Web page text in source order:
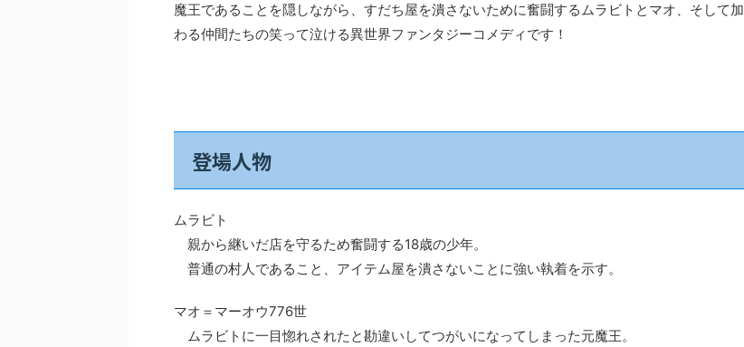
魔王であることを隠しながら、すだち屋を潰さないために奮闘するムラビトとマオ、そして加
わる仲間たちの笑って泣ける異世界ファンタジーコメディです！
登場人物
ムラビト
親から継いだ店を守るため奮闘する18歳の少年。
普通の村人であること、アイテム屋を潰さないことに強い執着を示す。
マオ＝マーオウ776世
ムラビトに一目惚れされたと勘違いしてつがいになってしまった元魔王。